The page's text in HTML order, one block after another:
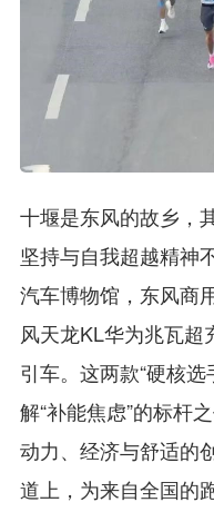
十堰是东风的故乡，
坚持与自我超越精神
汽车博物馆，东风商
风天龙KL华为兆瓦
引车。这两款“硬核
解“补能焦虑”的标杆
动力、经济与舒适的
道上，为来自全国的